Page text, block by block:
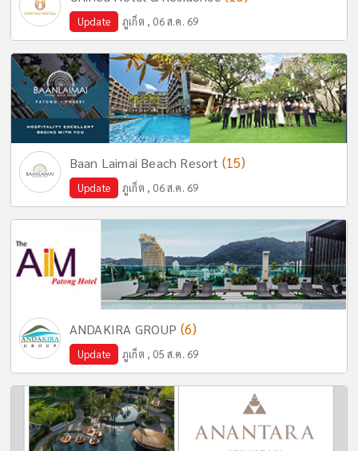
Update ภูเก็ต , 06 ส.ค. 69
Baan Laimai Beach Resort (15)
Update ภูเก็ต , 06 ส.ค. 69
ANDAKIRA GROUP (6)
Update ภูเก็ต , 05 ส.ค. 69